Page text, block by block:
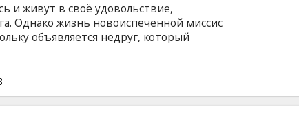
и живут в своё удовольствие,
Однако жизнь новоиспечённой миссис
объявляется недруг, который
над супругами сгущаются всё сильнее.
на латышском и русском языках.